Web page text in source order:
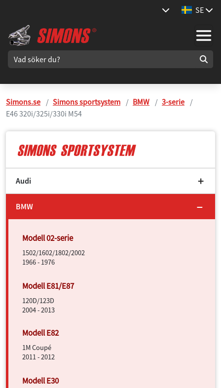
SE
Simons.se Simons sportsystem BMW
3-serie
E46 320i/325i/330i M54
Audi
BMW
1502/1602/1802/2002
1966 - 1976
120D/123D
2004 - 2013
1M Coupé
2011 - 2012